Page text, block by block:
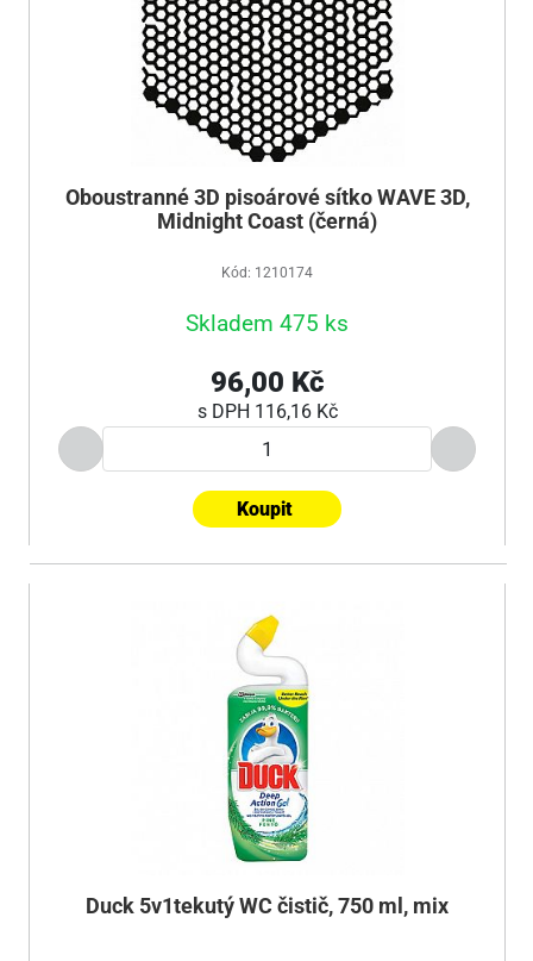
Oboustranné 3D pisoárové sítko WAVE 3D,
Midnight Coast (černá)
Kód: 1210174
Skladem 475 ks
96,00 Kč
s DPH 116,16 Kč
Koupit
Duck 5v1tekutý WC čistič, 750 ml, mix